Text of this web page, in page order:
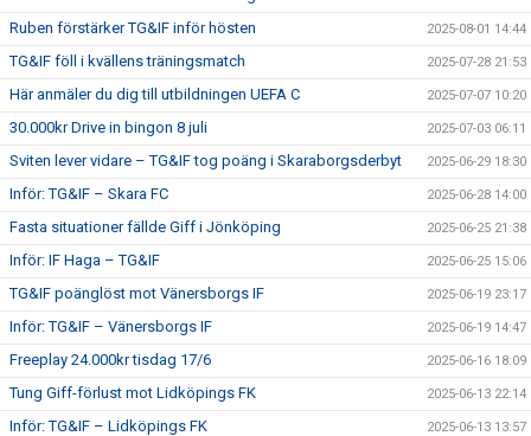
Ruben förstärker TG&IF inför hösten 2025-08-01 14:44
TG&IF föll i kvällens träningsmatch 2025-07-28 21:53
Här anmäler du dig till utbildningen UEFA C 2025-07-07 10:20
30.000kr Drive in bingon 8 juli 2025-07-03 06:11
Sviten lever vidare – TG&IF tog poäng i Skaraborgsderbyt 2025-06-29 18:30
Inför: TG&IF – Skara FC 2025-06-28 14:00
Fasta situationer fällde Giff i Jönköping 2025-06-25 21:38
Inför: IF Haga – TG&IF 2025-06-25 15:06
TG&IF poänglöst mot Vänersborgs IF 2025-06-19 23:17
Inför: TG&IF – Vänersborgs IF 2025-06-19 14:47
Freeplay 24.000kr tisdag 17/6 2025-06-16 18:09
Tung Giff-förlust mot Lidköpings FK 2025-06-13 22:14
Inför: TG&IF – Lidköpings FK 2025-06-13 13:57